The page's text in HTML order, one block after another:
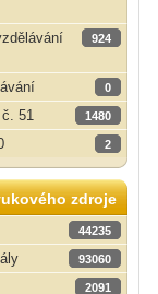
924
0
51 1480
2
zdroje
44235
93060
2091